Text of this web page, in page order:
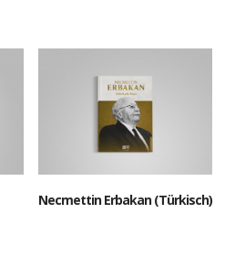
Necmettin Erbakan (Türkisch)